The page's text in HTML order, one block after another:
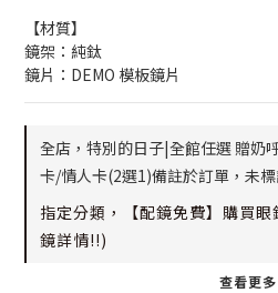
【材質】
鏡架：純鈦
鏡片：DEMO 模板鏡片
全店，特別的日子|全館任選 贈奶
卡/情人卡(2選1)備註於訂單，未
指定分類，【配鏡免費】購買
鏡詳情!!)
查看更多